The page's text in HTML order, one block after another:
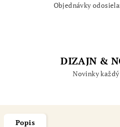
Objednávky
DIZAJN &
Novinky
Popis